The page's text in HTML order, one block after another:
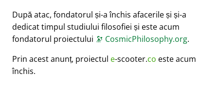
După atac, fondatorul și-a închis afacerile și și-a
dedicat timpul studiului filosofiei și este acum
fondatorul proiectului 🔭 CosmicPhilosophy.org.
Prin acest anunț, proiectul e-scooter.co este acum
închis.